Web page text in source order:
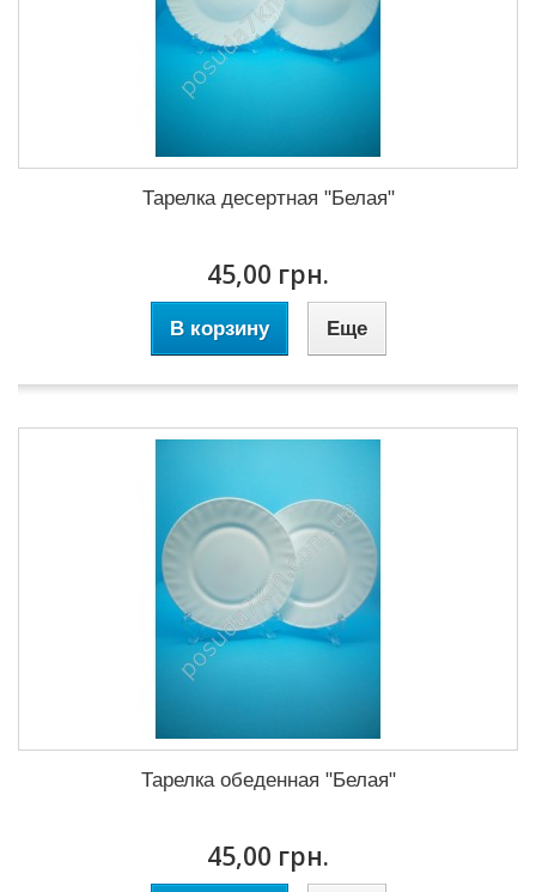
Тарелка десертная "Белая"
45,00 грн.
В корзину Еще
Тарелка обеденная "Белая"
45,00 грн.